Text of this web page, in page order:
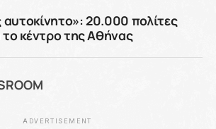
20.000 πολίτες
το κέντρο της Αθήνας
ADVERTISEMENT